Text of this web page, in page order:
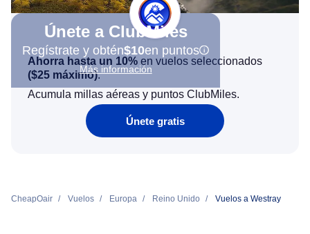
Únete a ClubMiles
Regístrate y obtén$10en puntos
Más información
Ahorra hasta un 10% en vuelos seleccionados
($25 máximo).
Acumula millas aéreas y puntos ClubMiles.
Únete gratis
CheapOair Vuelos Europa Reino Unido Vuelos a Westray